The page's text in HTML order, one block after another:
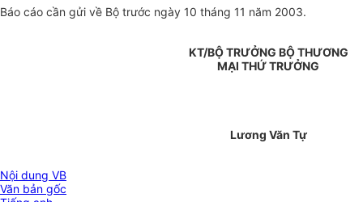
Báo cáo cần gửi về Bộ trước ngày 10 tháng 11 năm 2003.
KT/BỘ TRƯỞNG BỘ THƯƠNG
MẠI THỨ TRƯỞNG
Lương Văn Tự
Nội dung VB
Văn bản gốc